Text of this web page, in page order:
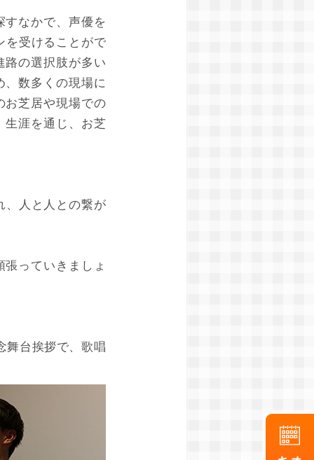
すなかで、声優を
を受けることがで
路の選択肢が多い
、数多くの現場に
お芝居や現場での
生涯を通じ、お芝
、人と人との繋が
っていきましょ
舞台挨拶で、歌唱